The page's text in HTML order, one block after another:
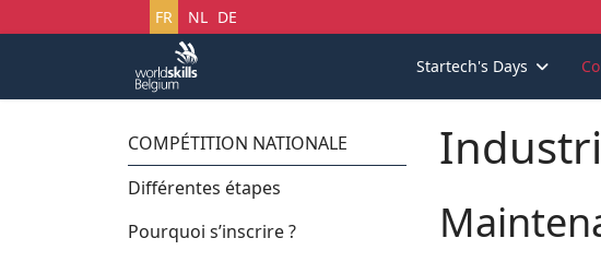
Sélectionnez votre langue
FR NL DE
Startech's Days
COMPÉTITION NATIONALE
Différentes étapes
Pourquoi s’inscrire ?